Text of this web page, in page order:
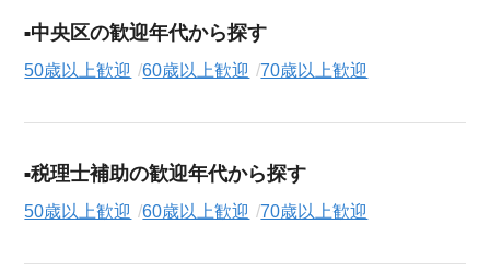
中央区の歓迎年代から探す
50歳以上歓迎 60歳以上歓迎 70歳以上歓迎
税理士補助の歓迎年代から探す
50歳以上歓迎 60歳以上歓迎 70歳以上歓迎